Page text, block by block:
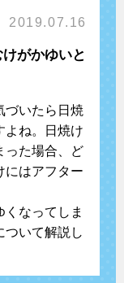
2019.07.16
けがかゆいと
づいたら日焼
よね。日焼け
った場合、ど
にはアフター
なってしま
ついて解説し